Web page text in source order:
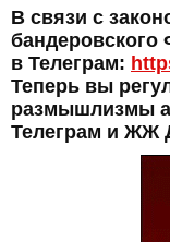
В связи с
бандеровского
в Телеграм:
Теперь вы
размышлизмы
Телеграм и ЖЖ